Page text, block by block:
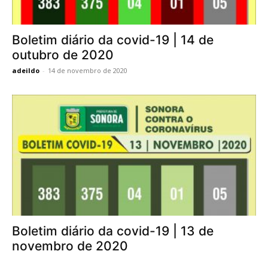
Boletim diário da covid-19 | 14 de
outubro de 2020
adeildo - 14 de novembro de 2020
Boletim diário da covid-19 | 13 de
novembro de 2020